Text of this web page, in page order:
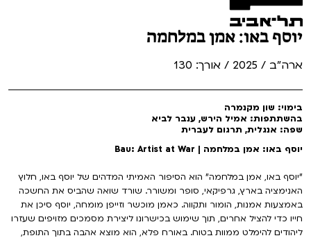
יוסף באו: אמן במלחמה
ארה"ב / 2025 / אורך: 130
בימוי: שון מקנמרה
בהשתתפות: אמיל הירש, ענבר לביא
שפה: אנגלית, תרגום לעברית
יוסף באו: אמן במלחמה | Bau: Artist at War
"יוסף באו, אמן במלחמה" הוא הסיפור האמיתי המדהים של יוסף באו, חלוץ
האנימציה בארץ, גרפיקאי, סופר ומשורר. שורד שואה שהביס את החשכה
באמצעות אמנות, הומור ותקווה. כאמן מוכשר וזייפן מומחה, יוסף סיכן את
חייו כדי להציל אחרים, תוך שימוש בכישרונו ליצירת מסמכים מזויפים שעזרו
ליהודים להימלט ממוות בטוח. באורח פלא, הוא מוצא אהבה בתוך התופת,